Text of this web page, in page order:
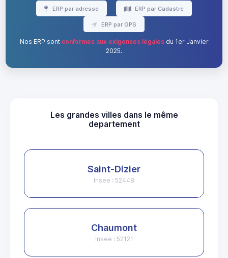
ERP par adresse ERP par Cadastre
ERP par GPS
Nos ERP sont conformes aux exigences légalesdu 1er Janvier
2025.
Les grandes villes dans le même
departement
Saint-Dizier
Insee : 52448
Chaumont
Insee : 52121